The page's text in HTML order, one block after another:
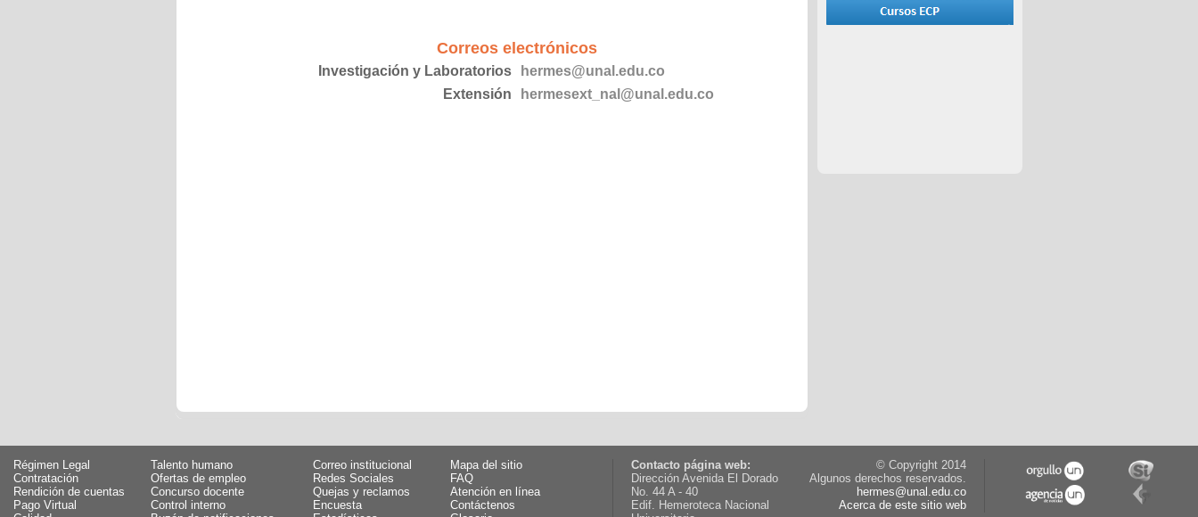
Correos electrónicos
Investigación y Laboratorios
hermes@unal.edu.co
Extensión
hermesext_nal@unal.edu.co
Régimen Legal
Talento humano
Contratación
Ofertas de empleo
Rendición de cuentas
Concurso docente
Pago Virtual
Control interno
Correo institucional
Mapa del sitio
Redes Sociales
FAQ
Quejas y reclamos
Atención en línea
Encuesta
Contáctenos
Contacto página web:
Dirección Avenida El Dorado
No. 44 A - 40
Edif. Hemeroteca Nacional
© Copyright 2014
Algunos derechos reservados.
hermes@unal.edu.co
Acerca de este sitio web